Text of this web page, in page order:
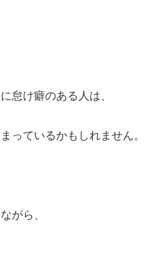
怠け癖のある人は、
っているかもしれません。
がら、